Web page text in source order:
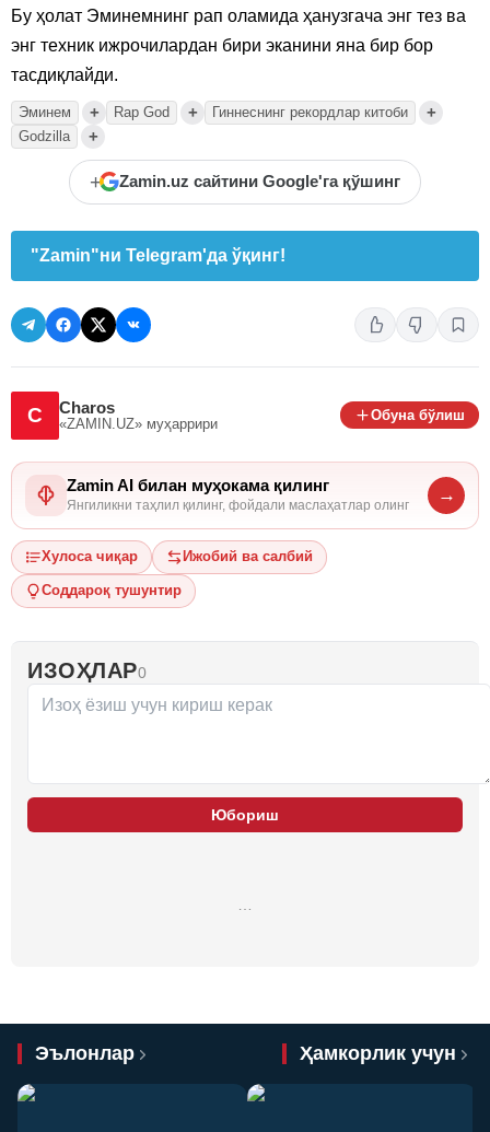
Бу ҳолат Эминемнинг рап оламида ҳанузгача энг тез ва
энг техник ижрочилардан бири эканини яна бир бор
тасдиқлайди.
Эминем + Rap God + Гиннеснинг рекордлар китоби +
Godzilla +
+ Zamin.uz сайтини Google'га қўшинг
"Zamin"ни Telegram'да ўқинг!
C Charos
«ZAMIN.UZ» муҳаррири
Обуна бўлиш
Zamin AI билан муҳокама қилинг
Янгиликни таҳлил қилинг, фойдали маслаҳатлар олинг
→
Хулоса чиқар Ижобий ва салбий
Соддароқ тушунтир
ИЗОҲЛАР0
Юбориш
Эълонлар Ҳамкорлик учун